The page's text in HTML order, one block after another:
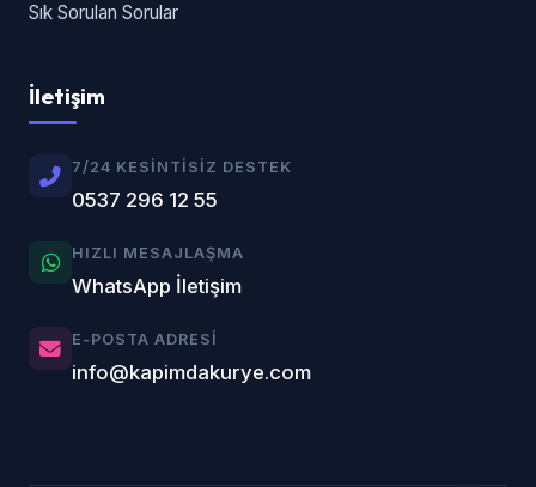
Sık Sorulan Sorular
İletişim
7/24 KESINTISIZ DESTEK
0537 296 12 55
HIZLI MESAJLAŞMA
WhatsApp İletişim
E-POSTA ADRESI
info@kapimdakurye.com